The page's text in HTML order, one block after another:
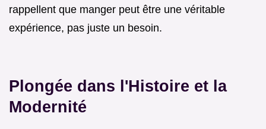
rappellent que manger peut être une véritable
expérience, pas juste un besoin.
Plongée dans l'Histoire et la
Modernité